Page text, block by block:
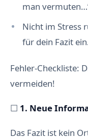
man
Nicht im Stress
für dein Fazit
Fehler-Checkliste:
vermeiden!
☐ 1. Neue
Das Fazit ist kein